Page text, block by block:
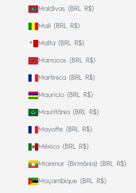
Maldivas (BRL R$)
Mali (BRL R$)
Malta (BRL R$)
Marrocos (BRL R$)
Martinica (BRL R$)
Maurício (BRL R$)
Mauritânia (BRL R$)
Mayotte (BRL R$)
México (BRL R$)
Mianmar (Birmânia) (BRL R$)
Moçambique (BRL R$)